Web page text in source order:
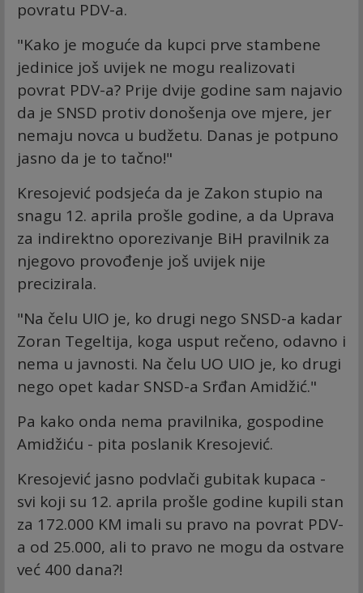
povratu PDV-a.
"Kako je moguće da kupci prve stambene
jedinice još uvijek ne mogu realizovati
povrat PDV-a? Prije dvije godine sam najavio
da je SNSD protiv donošenja ove mjere, jer
nemaju novca u budžetu. Danas je potpuno
jasno da je to tačno!"
Kresojević podsjeća da je Zakon stupio na
snagu 12. aprila prošle godine, a da Uprava
za indirektno oporezivanje BiH pravilnik za
njegovo provođenje još uvijek nije
precizirala.
"Na čelu UIO je, ko drugi nego SNSD-a kadar
Zoran Tegeltija, koga usput rečeno, odavno i
nema u javnosti. Na čelu UO UIO je, ko drugi
nego opet kadar SNSD-a Srđan Amidžić."
Pa kako onda nema pravilnika, gospodine
Amidžiću - pita poslanik Kresojević.
Kresojević jasno podvlači gubitak kupaca -
svi koji su 12. aprila prošle godine kupili stan
za 172.000 KM imali su pravo na povrat PDV-
a od 25.000, ali to pravo ne mogu da ostvare
već 400 dana?!